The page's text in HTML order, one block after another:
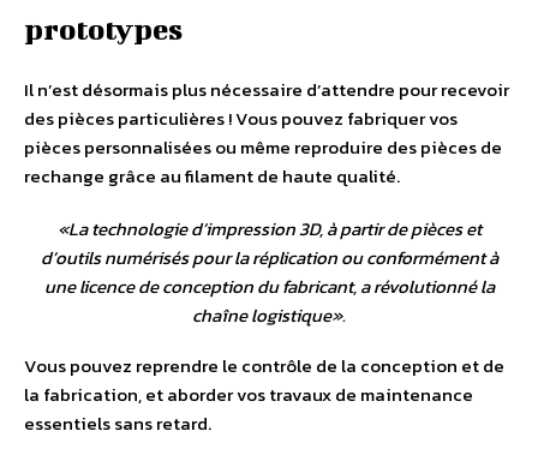
prototypes
Il n’est désormais plus nécessaire d’attendre pour recevoir
des pièces particulières ! Vous pouvez fabriquer vos
pièces personnalisées ou même reproduire des pièces de
rechange grâce au filament de haute qualité.
«La technologie d’impression 3D, à partir de pièces et
d’outils numérisés pour la réplication ou conformément à
une licence de conception du fabricant, a révolutionné la
chaîne logistique».
Vous pouvez reprendre le contrôle de la conception et de
la fabrication, et aborder vos travaux de maintenance
essentiels sans retard.